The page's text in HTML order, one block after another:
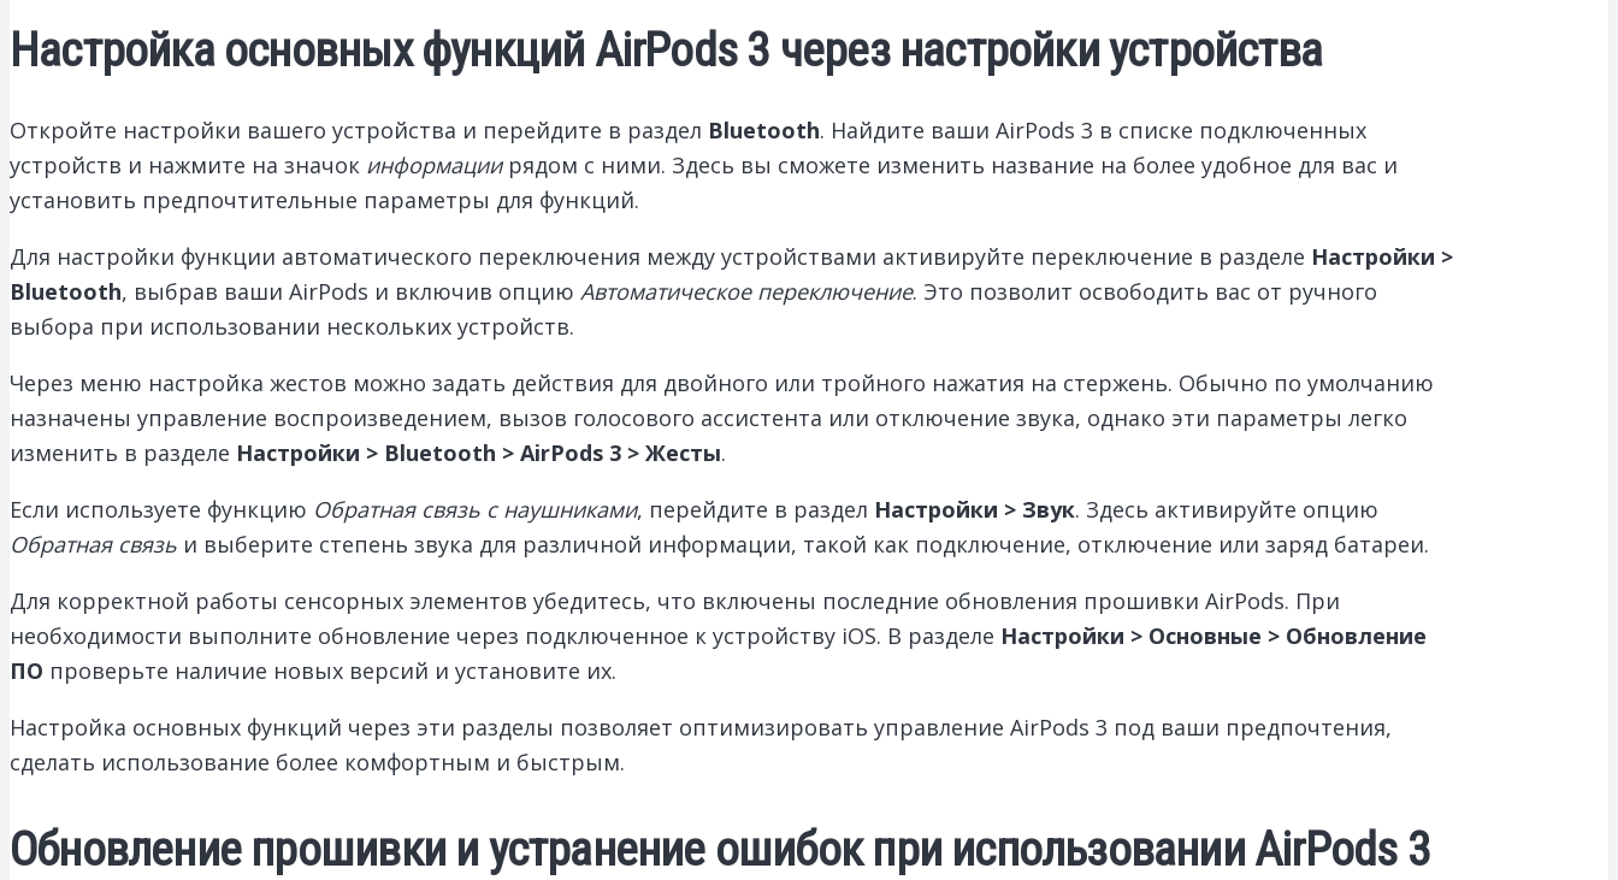
Настройка основных функций AirPods 3 через настройки устройства
Откройте настройки вашего устройства и перейдите в раздел Bluetooth. Найдите ваши AirPods 3 в списке подключенных
устройств и нажмите на значок информациирядом с ними. Здесь вы сможете изменить название на более удобное для вас и
установить предпочтительные параметры для функций.
Для настройки функции автоматического переключения между устройствами активируйте переключение в разделе Настройки >
Bluetooth, выбрав ваши AirPods и включив опцию Автоматическое переключение. Это позволит освободить вас от ручного
выбора при использовании нескольких устройств.
Через меню настройка жестов можно задать действия для двойного или тройного нажатия на стержень. Обычно по умолчанию
назначены управление воспроизведением, вызов голосового ассистента или отключение звука, однако эти параметры легко
изменить в разделе Настройки > Bluetooth > AirPods 3 > Жесты.
Если используете функцию Обратная связь с наушниками, перейдите в раздел Настройки > Звук. Здесь активируйте опцию
Обратная связь и выберите степень звука для различной информации, такой как подключение, отключение или заряд батареи.
Для корректной работы сенсорных элементов убедитесь, что включены последние обновления прошивки AirPods. При
необходимости выполните обновление через подключенное к устройству iOS. В разделе Настройки > Основные > Обновление
ПО проверьте наличие новых версий и установите их.
Настройка основных функций через эти разделы позволяет оптимизировать управление AirPods 3 под ваши предпочтения,
сделать использование более комфортным и быстрым.
Обновление прошивки и устранение ошибок при использовании AirPods 3